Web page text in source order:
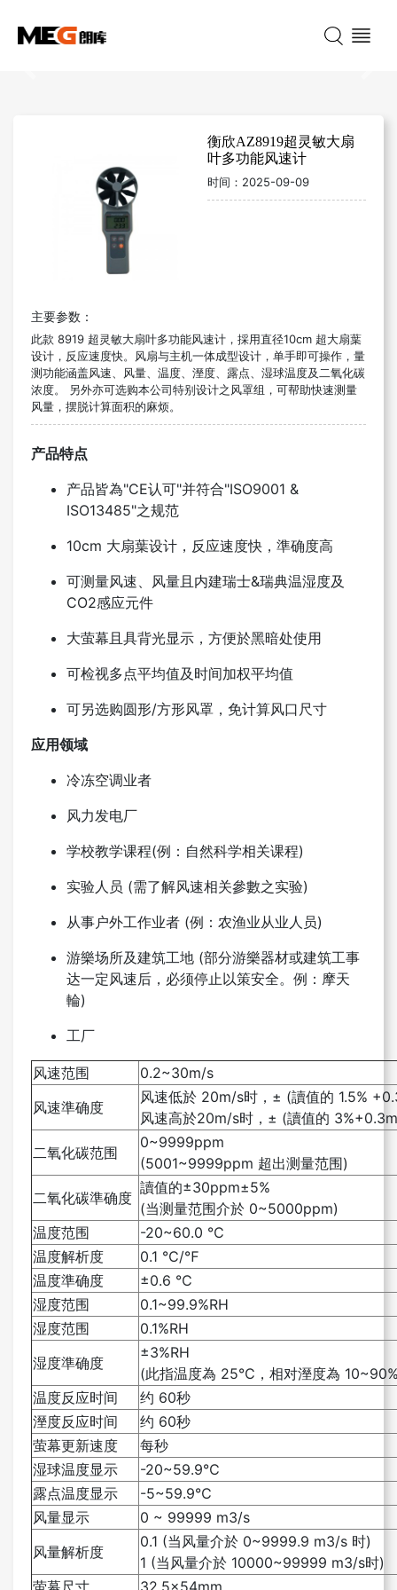
衡欣AZ8919超灵敏大扇
叶多功能风速计
时间： 2025-09-09
主要参数：
此款 8919 超灵敏大扇叶多功能风速计 ，採用直径10cm 超大扇葉
设计，反应速度快。风扇与主机一体成型设计，单手即可操作，量
测功能涵盖风速、风量、温度、溼度、露点、湿球温度及二氧化碳
浓度。 另外亦可选购本公司特别设计之风罩组，可帮助快速测量
风量，摆脱计算面积的麻烦。
产品特点
产品皆為"CE认可"并符合"ISO9001 &
ISO13485"之规范
10cm 大扇葉设计，反应速度快，準确度高
可测量风速、风量且内建瑞士&瑞典温湿度及
CO2感应元件
大萤幕且具背光显示，方便於黑暗处使用
可检视多点平均值及时间加权平均值
可另选购圆形/方形风罩，免计算风口尺寸
应用领域
冷冻空调业者
风力发电厂
学校教学课程(例：自然科学相关课程)
实验人员 (需了解风速相关參數之实验)
从事户外工作业者 (例：农渔业从业人员)
游樂场所及建筑工地 (部分游樂器材或建筑工事
达一定风速后，必须停止以策安全。例：摩天
輪)
工厂
风速范围
0.2~30m/s
风速準确度
风速低於 20m/s时，± (讀值的 1.5%
风速高於20m/s时，± (讀值的
二氧化碳范围
0~9999ppm
(5001~9999ppm 超出测量范围)
二氧化碳準确度
讀值的±30ppm±5%
(当测量范围介於 0~5000ppm)
温度范围
-20~60.0 ℃
温度解析度
0.1 ℃/℉
温度準确度
±0.6 ℃
湿度范围
0.1~99.9%RH
湿度范围
0.1%RH
湿度準确度
±3%RH
(此指温度為 25℃，相对溼度為
温度反应时间
约 60秒
溼度反应时间
约 60秒
萤幕更新速度
每秒
湿球温度显示
-20~59.9℃
露点温度显示
-5~59.9℃
风量显示
0 ~ 99999 m3/s
风量解析度
0.1 (当风量介於 0~9999.9 m3/s 时)
1 (当风量介於 10000~99999 m3/s时)
萤幕尺寸
32.5x54mm